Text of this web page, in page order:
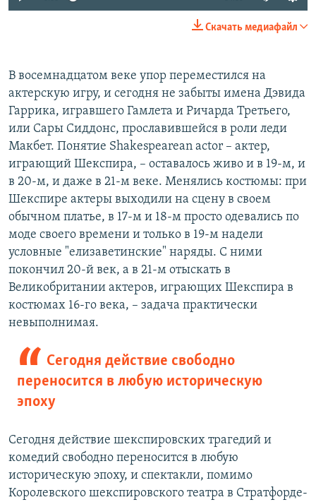
Скачать медиафайл
В восемнадцатом веке упор переместился на
актерскую игру, и сегодня не забыты имена Дэвида
Гаррика, игравшего Гамлета и Ричарда Третьего,
или Сары Сиддонс, прославившейся в роли леди
Макбет. Понятие Shakespearean actor – актер,
играющий Шекспира, – оставалось живо и в 19-м, и
в 20-м, и даже в 21-м веке. Менялись костюмы: при
Шекспире актеры выходили на сцену в своем
обычном платье, в 17-м и 18-м просто одевались по
моде своего времени и только в 19-м надели
условные "елизаветинские" наряды. С ними
покончил 20-й век, а в 21-м отыскать в
Великобритании актеров, играющих Шекспира в
костюмах 16-го века, – задача практически
невыполнимая.
Сегодня действие свободно
переносится в любую историческую
эпоху
Сегодня действие шекспировских трагедий и
комедий свободно переносится в любую
историческую эпоху, и спектакли, помимо
Королевского шекспировского театра в Стратфорде-